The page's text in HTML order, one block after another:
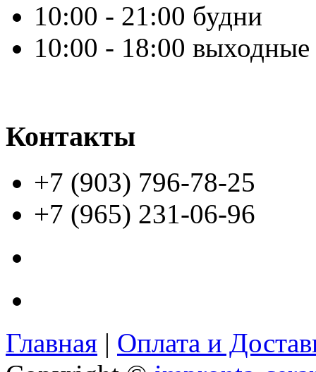
10:00 - 21:00 будни
10:00 - 18:00 выходные
Контакты
+7 (903) 796-78-25
+7 (965) 231-06-96
Главная | Оплата и